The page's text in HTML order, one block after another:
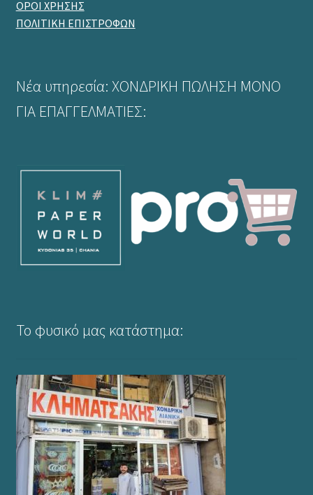
ΟΡΟΙ ΧΡΗΣΗΣ
ΠΟΛΙΤΙΚΗ ΕΠΙΣΤΡΟΦΩΝ
Νέα υπηρεσία: ΧΟΝΔΡΙΚΗ ΠΩΛΗΣΗ ΜΟΝΟ
ΓΙΑ ΕΠΑΓΓΕΛΜΑΤΙΕΣ:
Το φυσικό μας κατάστημα: